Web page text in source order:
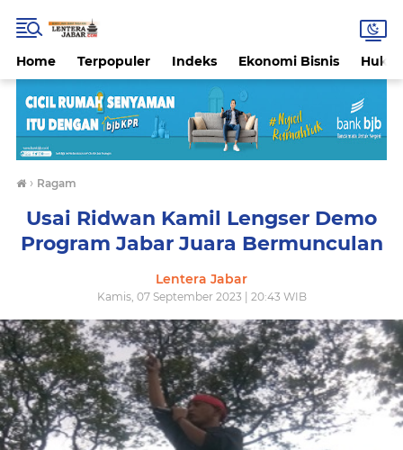
Home Terpopuler Indeks Ekonomi Bisnis
› Ragam
Usai Ridwan Kamil Lengser Demo
Program Jabar Juara Bermunculan
Lentera Jabar
Kamis, 07 September 2023 | 20:43 WIB